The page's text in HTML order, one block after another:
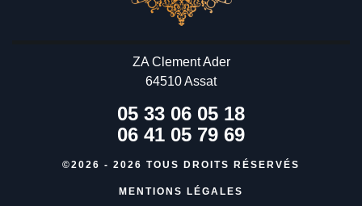
ZA Clement Ader
64510 Assat
05 33 06 05 18
06 41 05 79 69
©2026 - 2026 TOUS DROITS RÉSERVÉS
MENTIONS LÉGALES